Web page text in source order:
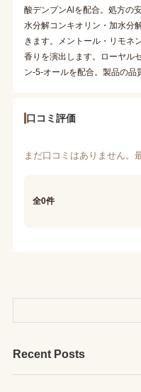
酸デンプンAlを配合。処方の
水分解コンキオリン・加水分
きます。メントール・リモネ
香りを演出します。ローヤル
ン-5-オールを配合。製品の品
口コミ評価
まだ口コミはありません。
全0件
Recent Posts